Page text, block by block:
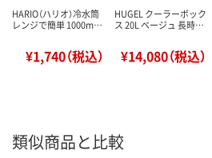
HARIO（ハリオ）冷水筒
レンジで簡単 1000m…
¥1,740（税込）
HUGEL クーラーボック
ス 20L ベージュ 長時…
¥14,080（税込）
類似商品と比較